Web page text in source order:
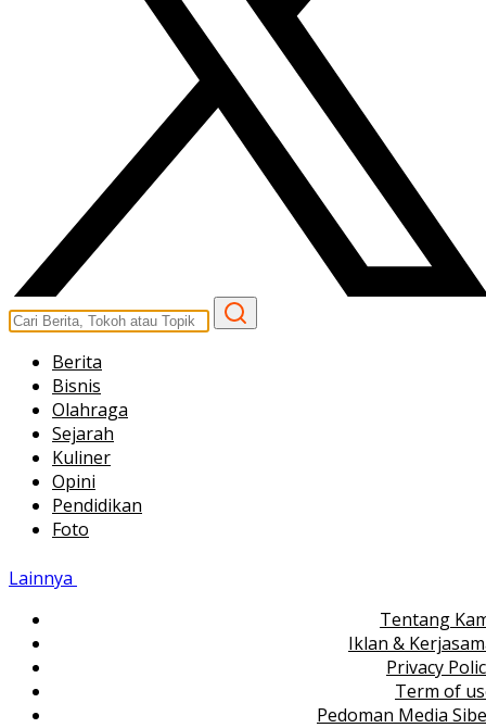
Berita
Bisnis
Olahraga
Sejarah
Kuliner
Opini
Pendidikan
Foto
Lainnya
Tentang
Iklan &
Privacy
Term of
Pedoman Media